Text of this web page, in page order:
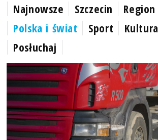
Najnowsze Szczecin
Region
Polska i świat
Sport Kultura
Posłuchaj